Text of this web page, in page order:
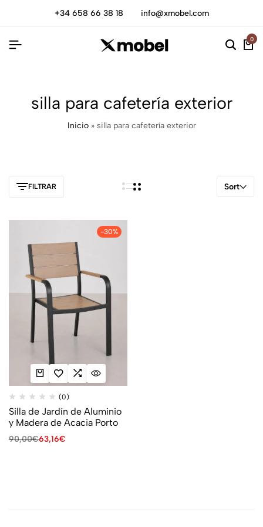
+34 658 66 38 18 info@xmobel.com
0
silla para cafetería exterior
Inicio» silla para cafetería exterior
FILTRAR Sort
-30%
(0)
Silla de Jardín de Aluminio
y Madera de Acacia Porto
90,00€63,16€